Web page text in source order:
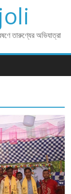
প্রতি ধন্যবাদ জ্ঞাপন…
তারুণ্যের অভিযাত্রা